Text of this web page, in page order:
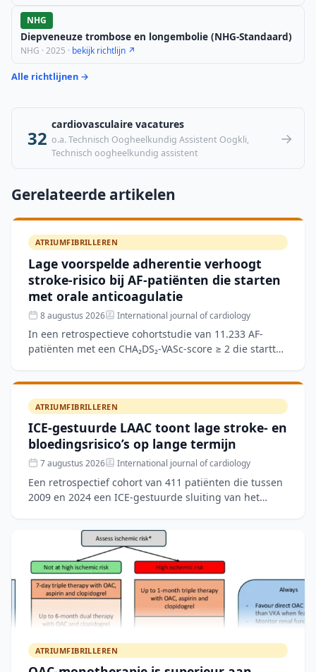
NHG
Diepveneuze trombose en longembolie (NHG-Standaard)
NHG · 2025 · bekijk richtlijn ↗
Alle richtlijnen →
32
cardiovasculaire vacatures
o.a. Technisch Oogheelkundig Assistent Oogkli,
Technisch oogheelkundig assistent
→
Gerelateerde artikelen
ATRIUMFIBRILLEREN
Lage voorspelde adherentie verhoogt
stroke-risico bij AF-patiënten die starten
met orale anticoagulatie
8 augustus 2026 International journal of cardiology
In een retrospectieve cohortstudie van 11.233 AF-
patiënten met een CHA₂DS₂-VASc-score ≥ 2 die startten
Adherence Sc
ATRIUMFIBRILLEREN
ICE-gestuurde LAAC toont lage stroke- en
bloedingsrisico’s op lange termijn
7 augustus 2026 International journal of cardiology
Een retrospectief cohort van 411 patiënten die tussen
2009 en 2024 een ICE-gestuurde sluiting van het
ATRIUMFIBRILLEREN